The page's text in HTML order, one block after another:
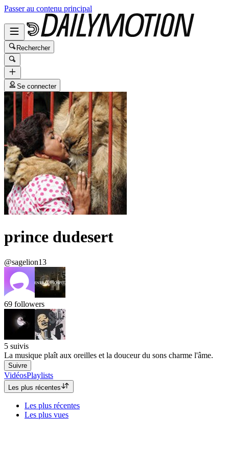
Passer au contenu principal
Rechercher
Se connecter
prince dudesert
@sagelion13
69 followers
5 suivis
La musique plaît aux oreilles et la douceur du sons charme l'âme.
Suivre
VidéosPlaylists
Les plus récentes
Les plus récentes
Les plus vues